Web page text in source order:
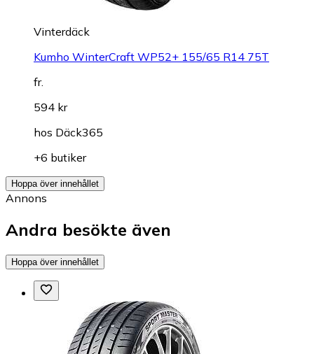
Vinterdäck
Kumho WinterCraft WP52+ 155/65 R14 75T
fr.
594 kr
hos Däck365
+6 butiker
Hoppa över innehållet
Annons
Andra besökte även
Hoppa över innehållet